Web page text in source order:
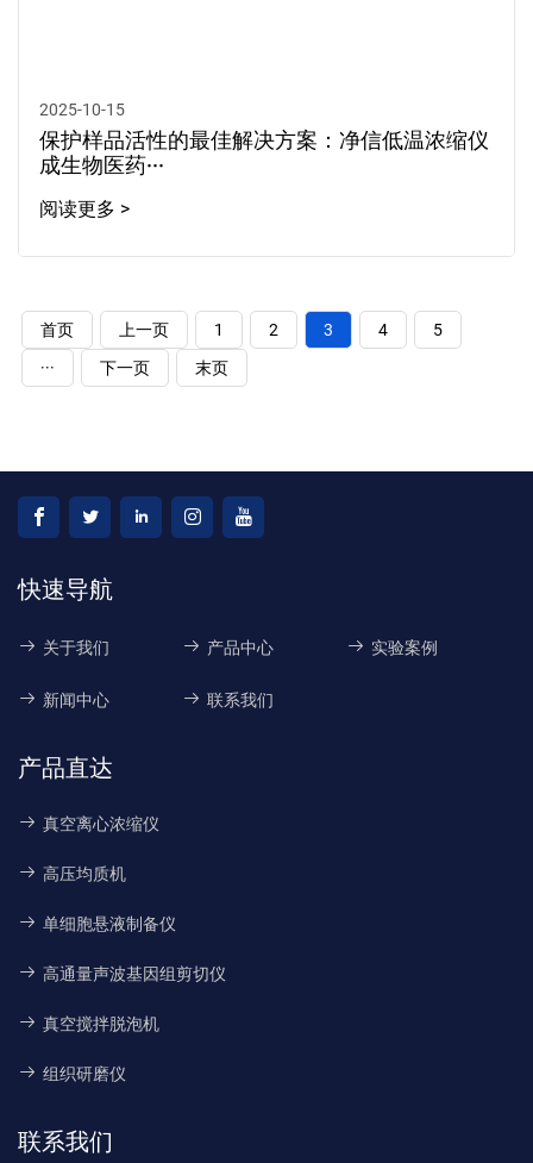
2025-10-15
保护样品活性的最佳解决方案：净信低温浓缩仪
成生物医药···
阅读更多 >
首页 上一页 1 2 3 4
5
···
下一页 末页
快速导航
关于我们 产品中心 实验案例
新闻中心 联系我们
产品直达
真空离心浓缩仪
高压均质机
单细胞悬液制备仪
高通量声波基因组剪切仪
真空搅拌脱泡机
组织研磨仪
联系我们